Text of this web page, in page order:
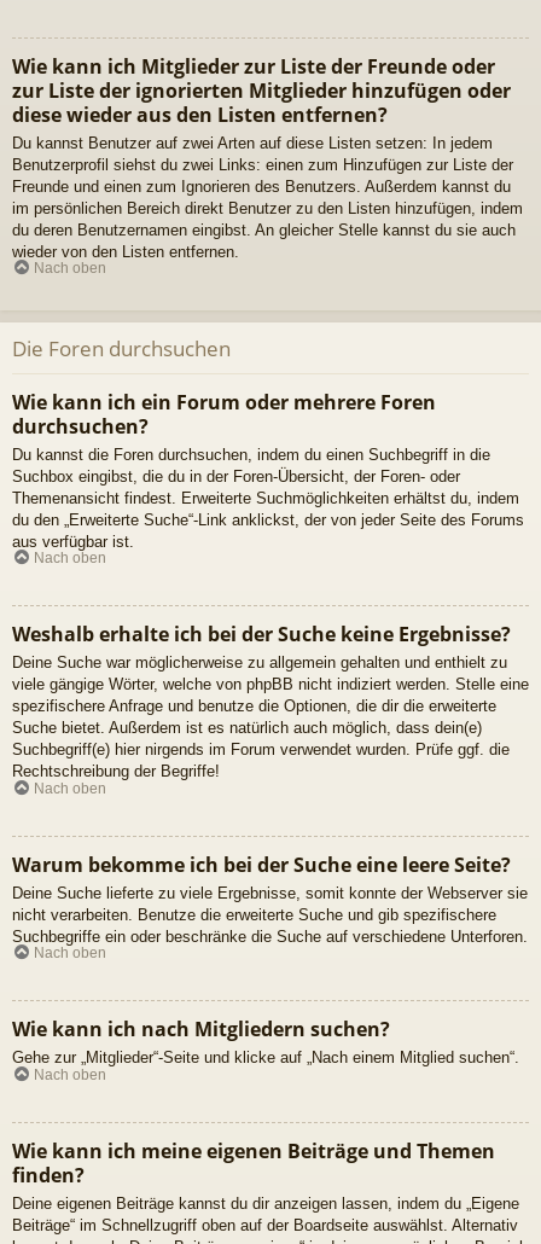
Wie kann ich Mitglieder zur Liste der Freunde oder
zur Liste der ignorierten Mitglieder hinzufügen oder
diese wieder aus den Listen entfernen?
Du kannst Benutzer auf zwei Arten auf diese Listen setzen: In jedem
Benutzerprofil siehst du zwei Links: einen zum Hinzufügen zur Liste der
Freunde und einen zum Ignorieren des Benutzers. Außerdem kannst du
im persönlichen Bereich direkt Benutzer zu den Listen hinzufügen, indem
du deren Benutzernamen eingibst. An gleicher Stelle kannst du sie auch
wieder von den Listen entfernen.
Nach oben
Die Foren durchsuchen
Wie kann ich ein Forum oder mehrere Foren
durchsuchen?
Du kannst die Foren durchsuchen, indem du einen Suchbegriff in die
Suchbox eingibst, die du in der Foren-Übersicht, der Foren- oder
Themenansicht findest. Erweiterte Suchmöglichkeiten erhältst du, indem
du den „Erweiterte Suche“-Link anklickst, der von jeder Seite des Forums
aus verfügbar ist.
Nach oben
Weshalb erhalte ich bei der Suche keine Ergebnisse?
Deine Suche war möglicherweise zu allgemein gehalten und enthielt zu
viele gängige Wörter, welche von phpBB nicht indiziert werden. Stelle eine
spezifischere Anfrage und benutze die Optionen, die dir die erweiterte
Suche bietet. Außerdem ist es natürlich auch möglich, dass dein(e)
Suchbegriff(e) hier nirgends im Forum verwendet wurden. Prüfe ggf. die
Rechtschreibung der Begriffe!
Nach oben
Warum bekomme ich bei der Suche eine leere Seite?
Deine Suche lieferte zu viele Ergebnisse, somit konnte der Webserver sie
nicht verarbeiten. Benutze die erweiterte Suche und gib spezifischere
Suchbegriffe ein oder beschränke die Suche auf verschiedene Unterforen.
Nach oben
Wie kann ich nach Mitgliedern suchen?
Gehe zur „Mitglieder“-Seite und klicke auf „Nach einem Mitglied suchen“.
Nach oben
Wie kann ich meine eigenen Beiträge und Themen
finden?
Deine eigenen Beiträge kannst du dir anzeigen lassen, indem du „Eigene
Beiträge“ im Schnellzugriff oben auf der Boardseite auswählst. Alternativ